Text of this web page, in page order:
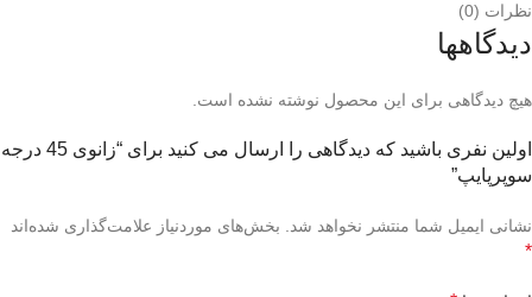
نظرات (0)
دیدگاهها
هیچ دیدگاهی برای این محصول نوشته نشده است.
اولین نفری باشید که دیدگاهی را ارسال می کنید برای “زانوی 45 درجه
سوپرپایپ”
نشانی ایمیل شما منتشر نخواهد شد. بخش‌های موردنیاز علامت‌گذاری شده‌اند
*